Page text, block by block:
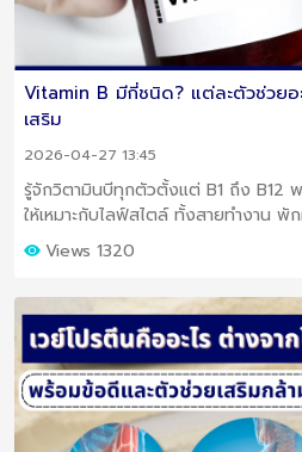
Vitamin B มีกี่ชนิด? แต่ละตัวช่วย
เสริม
2026-04-27 13:45
รู้จักวิตามินบีทุกตัวตั้งแต่ B1 ถึง B12
ให้เหมาะกับไลฟ์สไตล์ ทั้งสายทำงาน
สมองViews 1320